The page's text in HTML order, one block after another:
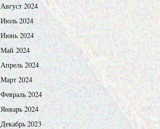
Август 2024
Июль 2024
Июнь 2024
Май 2024
Апрель 2024
Март 2024
Февраль 2024
Январь 2024
Декабрь 2023